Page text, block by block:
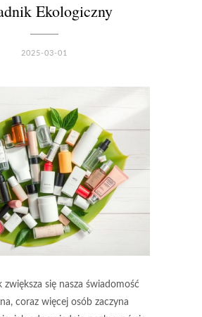
Ekologiczny
2025-03-01
zwiększa się nasza świadomość
coraz więcej osób zaczyna